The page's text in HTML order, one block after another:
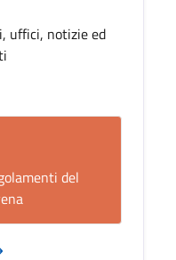
uffici, notizie ed
del